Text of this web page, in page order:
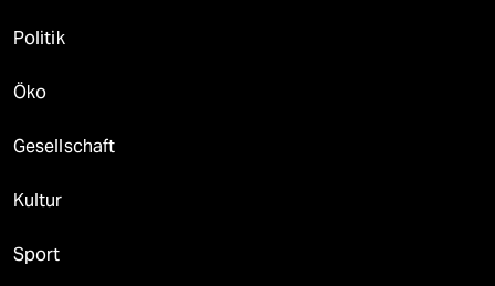
Politik
Öko
Gesellschaft
Kultur
Sport